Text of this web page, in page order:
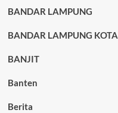
BANDAR LAMPUNG
BANDAR LAMPUNG KOTA
BANJIT
Banten
Berita